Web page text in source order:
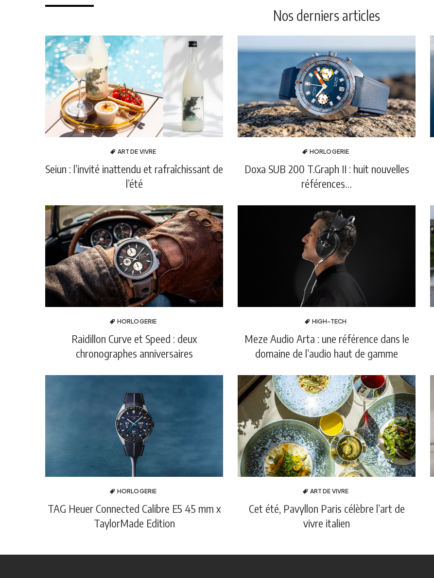
Nos derniers articles
ART DE VIVRE
Seiun : l’invité inattendu et rafraîchissant de
l’été
HORLOGERIE
Doxa SUB 200 T.Graph II : huit nouvelles
références…
HORLOGERIE
Raidillon Curve et Speed : deux
chronographes anniversaires
HIGH-TECH
Meze Audio Arta : une référence dans le
domaine de l’audio haut de gamme
HORLOGERIE
TAG Heuer Connected Calibre E5 45 mm x
TaylorMade Edition
ART DE VIVRE
Cet été, Pavyllon Paris célèbre l’art de
vivre italien